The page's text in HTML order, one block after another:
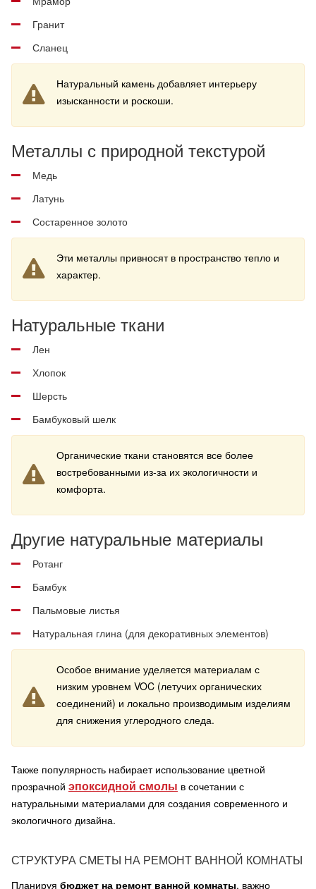
Гранит
Сланец
Натуральный камень добавляет интерьеру
изысканности и роскоши.
Металлы с природной текстурой
Медь
Латунь
Состаренное золото
Эти металлы привносят в пространство тепло и
характер.
Натуральные ткани
Лен
Хлопок
Шерсть
Бамбуковый шелк
Органические ткани становятся все более
востребованными из-за их экологичности и
комфорта.
Другие натуральные материалы
Ротанг
Бамбук
Пальмовые листья
Натуральная глина (для декоративных элементов)
Особое внимание уделяется материалам с
низким уровнем VOC (летучих органических
соединений) и локально производимым изделиям
для снижения углеродного следа.
Также популярность набирает использование цветной
прозрачной эпоксидной смолы в сочетании с
натуральными материалами для создания современного и
экологичного дизайна.
СТРУКТУРА СМЕТЫ НА РЕМОНТ ВАННОЙ КОМНАТЫ
Планируя бюджет на ремонт ванной комнаты, важно